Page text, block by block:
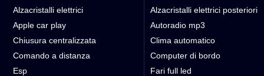
Alzacristalli elettrici
Alzacristalli elettrici posteriori
Apple car play
Autoradio mp3
Chiusura centralizzata
Clima automatico
Comando a distanza
Computer di bordo
Esp
Fari full led